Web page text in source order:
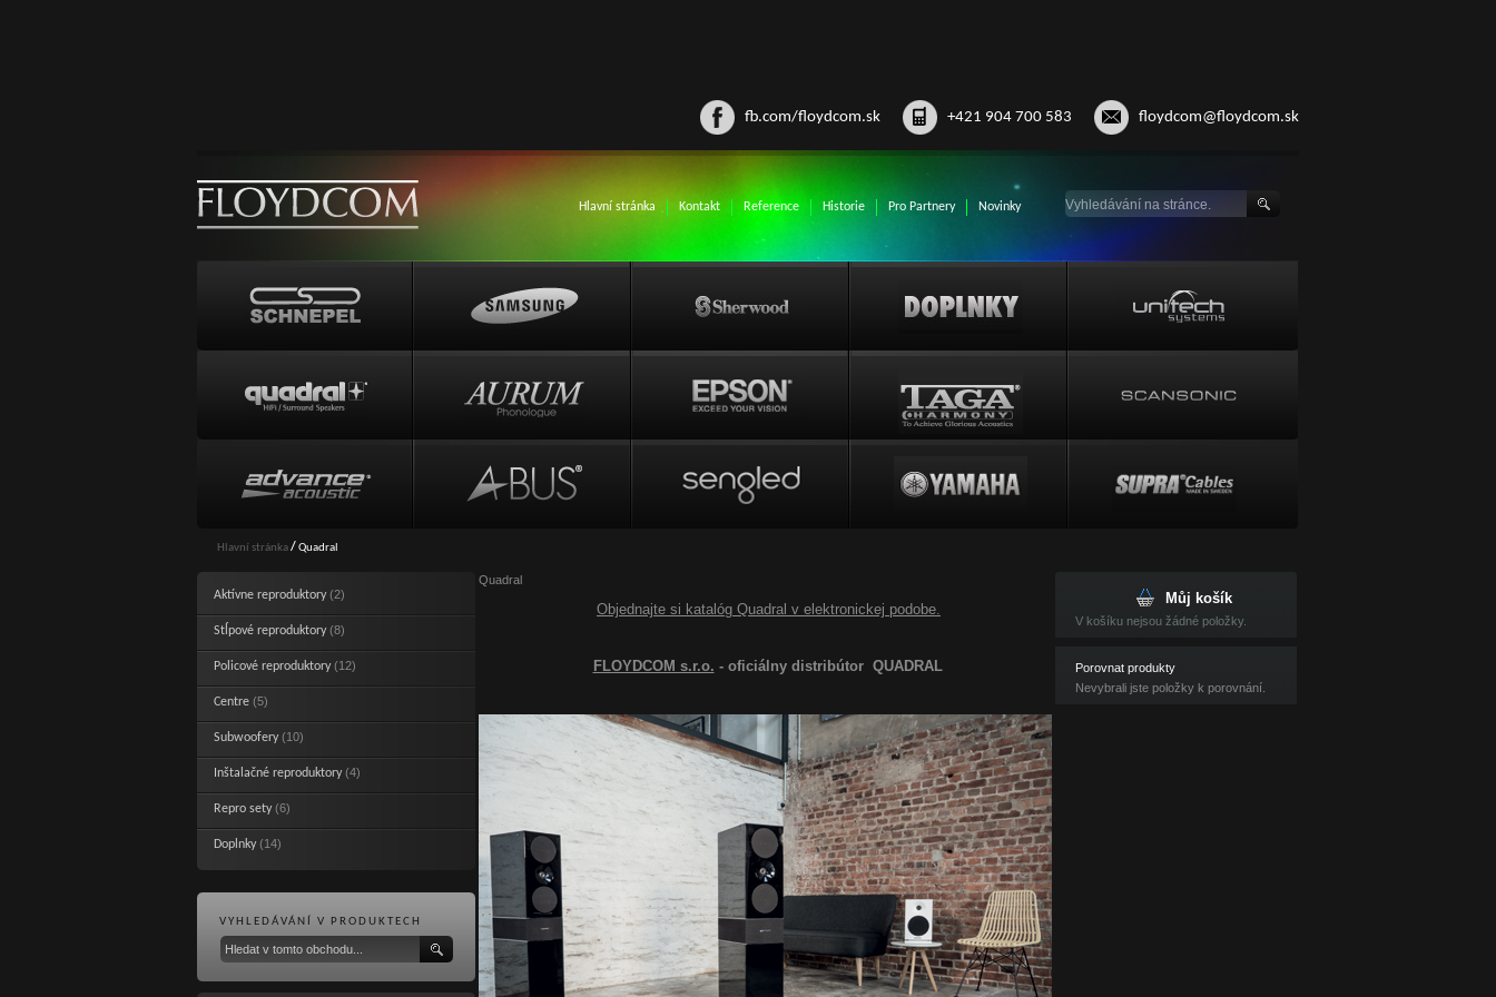
floydcom@floydcom.sk
+421 904 700 583
fb.com/floydcom.sk
Hlavní stránka Kontakt Reference Historie Pro Partnery Novinky
Hlavní stránka/ Quadral
Aktívne reproduktory (2)
Stĺpové reproduktory (8)
Policové reproduktory (12)
Centre (5)
Subwoofery (10)
Inštalačné reproduktory (4)
Repro sety (6)
Doplnky (14)
VYHLEDÁVÁNÍ V PRODUKTECH
Quadral
Objednajte si katalóg Quadral v elektronickej podobe.
FLOYDCOM s.r.o. - oficiálny distribútor QUADRAL
Můj košík
V košíku nejsou žádné položky.
Porovnat produkty
Nevybrali jste položky k porovnání.